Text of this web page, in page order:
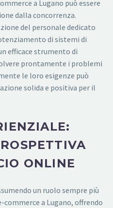
a Lugano può essere
dalla concorrenza.
del personale dedicato
di sistemi di
efficace strumento di
prontamente i problemi
le loro esigenze può
solida e positiva per il
ONLINE
un ruolo sempre più
a Lugano, offrendo